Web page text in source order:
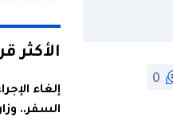
0
الأكثر
إلغاء
السفر..